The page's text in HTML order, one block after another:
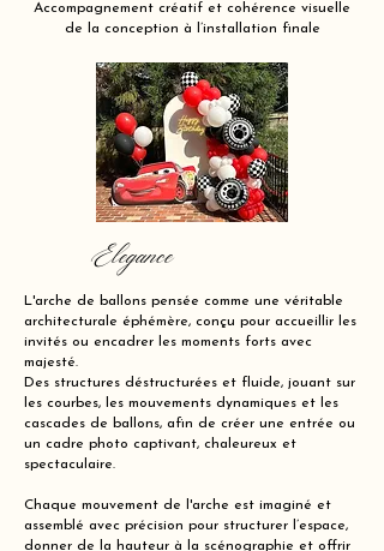
Accompagnement créatif et cohérence visuelle
de la conception à l’installation finale
Elegance
L'arche de ballons pensée comme une véritable
architecturale éphémère, conçu pour accueillir les
invités ou encadrer les moments forts avec
majesté.
Des structures déstructurées et fluide, jouant sur
les courbes, les mouvements dynamiques et les
cascades de ballons, afin de créer une entrée ou
un cadre photo captivant, chaleureux et
spectaculaire.
Chaque mouvement de l'arche est imaginé et
assemblé avec précision pour structurer l’espace,
donner de la hauteur à la scénographie et offrir